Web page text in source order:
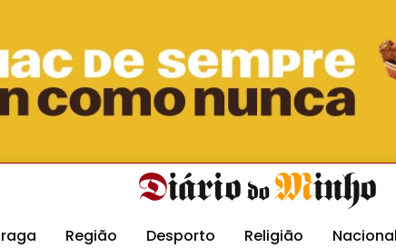
Revista Minha Gráfica DM Livraria DM
Região Desporto Religião Nacional